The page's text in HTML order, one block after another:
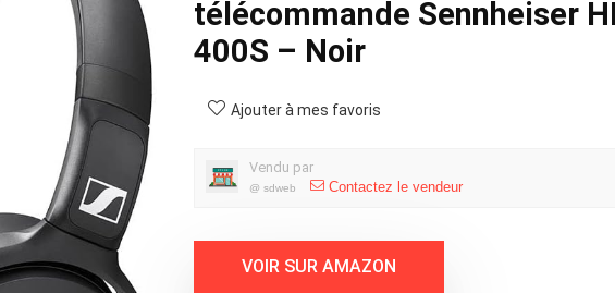
télécommande Sennheiser
400S – Noir
Ajouter à mes favoris
Vendu par
@ sdweb Contactez le vendeur